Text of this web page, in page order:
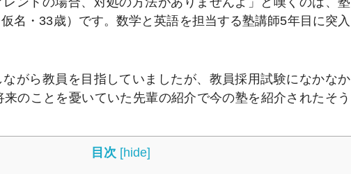
名・33歳）です。数学と英語を担当する塾講師5年目に突入
がら教員を目指していましたが、教員採用試験になかなか
のことを憂いていた先輩の紹介で今の塾を紹介されたそう
目次 [hide]